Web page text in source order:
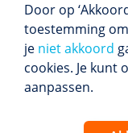
Door op
toestemming
je niet akkoord
cookies. Je kunt
aanpassen.
Blijf op de